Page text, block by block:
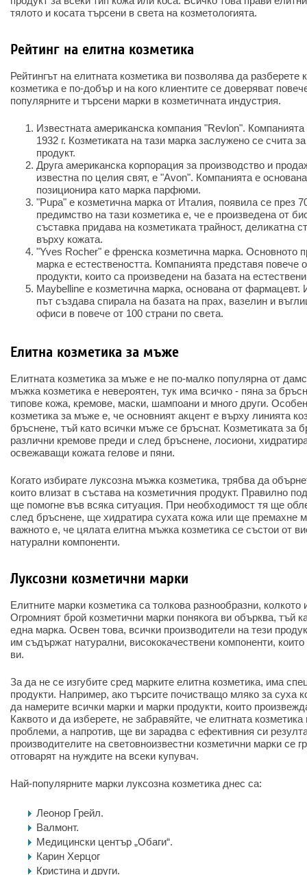
тялото и косата търсени в света на козметологията.
Рейтинг на елитна козметика
Рейтингът на елитната козметика ви позволява да разберете
козметика е по-добър и на кого клиентите се доверяват
популярните и търсени марки в козметичната индустрия.
Известната американска компания "Revlon".
1932 г. Козметиката на тази марка заслужено се счита
продукт.
Друга американска корпорация за производство и
известна по целия свят, е "Avon". Компанията е
позиционира като марка парфюми.
"Pupa" е козметична марка от Италия, появила се през
предимство на тази козметика е, че е произведена от
съставка придава на козметиката трайност, деликатна
върху кожата.
"Yves Rocher" е френска козметична марка. Основното
марка е естествеността. Компанията представя повече
продукти, които са произведени на базата на
Maybelline е козметична марка, основана от фармацевт.
път създава спирала на базата на прах, вазелин и
офиси в повече от 100 страни по света.
Елитна козметика за мъже
Елитната козметика за мъже е не по-малко популярна от
мъжка козметика е невероятен, тук има всичко - пяна за
типове кожа, кремове, маски, шампоани и много други.
козметика за мъже е, че основният акцент е върху линията
бръснене, тъй като всички мъже се бръснат. Козметиката за
различни кремове преди и след бръснене, лосиони,
освежаващи кожата гелове и пяни.
Когато избирате луксозна мъжка козметика, трябва да
които влизат в състава на козметичния продукт. Правилно
ще помогне във всяка ситуация. При необходимост тя ще
след бръснене, ще хидратира сухата кожа или ще премахне
важното е, че цялата елитна мъжка козметика се състои от
натурални компоненти.
Луксозни козметични марки
Елитните марки козметика са толкова разнообразни, колкото
Огромният брой козметични марки понякога ви обърква, тъй
една марка. Освен това, всички производители на тези
им съдържат натурални, висококачествени компоненти,
ви.
За да не се изгубите сред марките елитна козметика, има
продукти. Например, ако търсите почистващо мляко за суха
да намерите всички марки и марки продукти, които
Каквото и да изберете, не забравяйте, че елитната
проблеми, а напротив, ще ви зарадва с ефективния си
производителите на световноизвестни козметични марки се
отговарят на нуждите на всеки купувач.
Най-популярните марки луксозна козметика днес са:
Леонор Грейл.
Валмонт.
Медицински център „Обаги“.
Карин Херцог
Кристина и други.